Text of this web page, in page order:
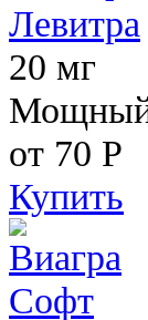
Левитра
20 мг
Мощный
от 70 Р
Купить